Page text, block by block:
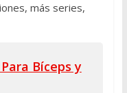
más series,
Bíceps y